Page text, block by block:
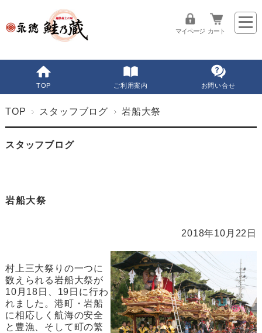
マイページ カート
TOP ご利用案内 お問い合せ
TOP スタッフブログ 岩船大祭
スタッフブログ
岩船大祭
2018年10月22日
村上三大祭りの一つに
数えられる岩船大祭が
10月18日、19日に行わ
れました。港町・岩船
に相応しく航海の安全
と豊漁、そして町の繁